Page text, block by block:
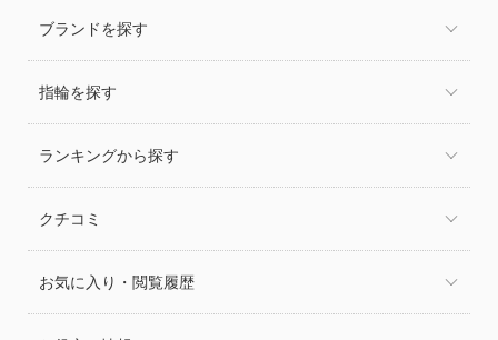
ブランドを探す
指輪を探す
ランキングから探す
クチコミ
お気に入り・閲覧履歴